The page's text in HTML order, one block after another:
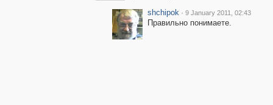
shchipok · 9 January 2011, 02:43
Правильно понимаете.